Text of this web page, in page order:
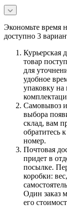
Экономьте время
доступно 3
Курьерская
товар
для
удобное
упаковку на
Самовывоз
выбора
склад, вам
обратитесь
номер.
Почтовая
придет в
посылке.
коробки:
Один заказ
его